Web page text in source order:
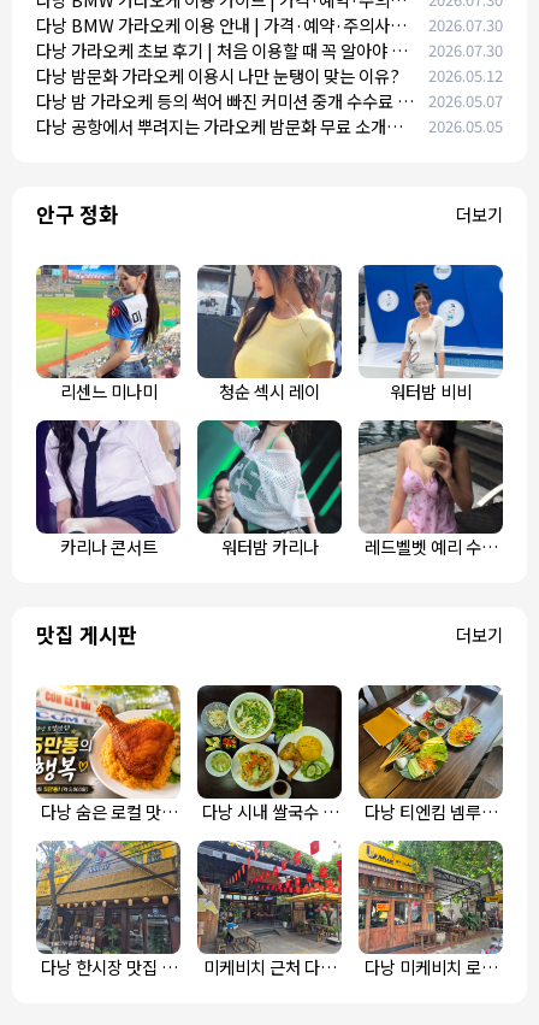
항
다낭 BMW 가라오케 이용 안내 | 가격·예약·주의사항
총정리
2026.07.30
다낭 가라오케 초보 후기 | 처음 이용할 때 꼭 알아야 할
것들
2026.07.30
다낭 밤문화 가라오케 이용시 나만 눈탱이 맞는 이유? 2026.05.12
다낭 밤 가라오케 등의 썩어 빠진 커미션 중개 수수료 문
화를 척결하겠습니다!
2026.05.07
다낭 공항에서 뿌려지는 가라오케 밤문화 무료 소개소
2026.05.05
안구 정화 더보기
리센느 미나미 청순 섹시 레이 워터밤 비비
카리나 콘서트 워터밤 카리나
레드벨벳 예리 수영
맛집 게시판 더보기
다낭 숨은 로컬 맛집
껌가 아하
다낭 시내 쌀국수 맛
집 포코 쌀국수 소고
기 볶음면 강추
다낭 티엔킴 넴루이
에어컨 식당, 현지인
도 추천하는 맛집
다낭 한시장 맛집 해
미케비치 근처 다낭
다낭 미케비치 로컬